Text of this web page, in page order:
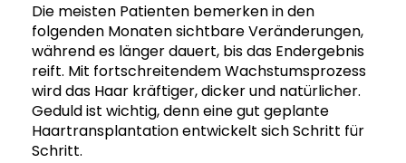
Die meisten Patienten bemerken in den
folgenden Monaten sichtbare Veränderungen,
während es länger dauert, bis das Endergebnis
reift. Mit fortschreitendem Wachstumsprozess
wird das Haar kräftiger, dicker und natürlicher.
Geduld ist wichtig, denn eine gut geplante
Haartransplantation entwickelt sich Schritt für
Schritt.